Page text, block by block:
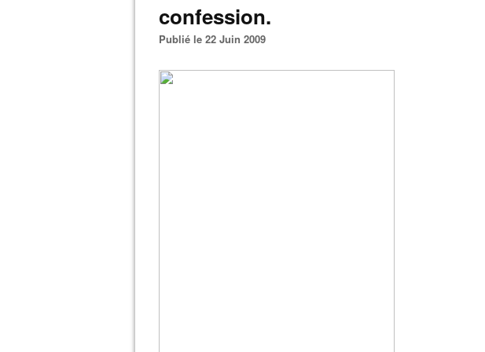
confession.
Publié le 22 Juin 2009